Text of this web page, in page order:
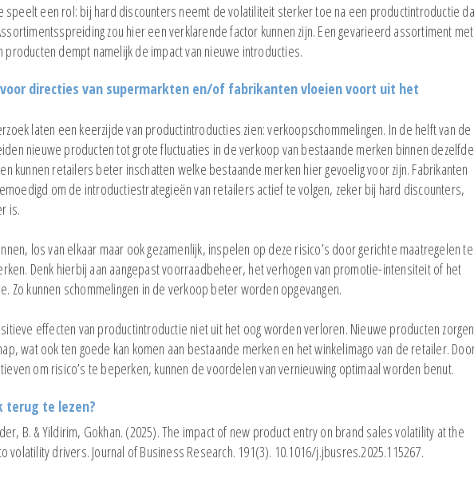
speelt een rol: bij hard discounters neemt de volatiliteit sterker toe na een productintroductie
zou hier een verklarende factor kunnen zijn. Een gevarieerd assortiment met
dempt namelijk de impact van nieuwe introducties.
directies van supermarkten en/of fabrikanten vloeien voort uit het
laten een keerzijde van productintroducties zien: verkoopschommelingen. In de helft van de
nieuwe producten tot grote fluctuaties in de verkoop van bestaande merken binnen dezelfde
kunnen retailers beter inschatten welke bestaande merken hier gevoelig voor zijn. Fabrikanten
om de introductiestrategieën van retailers actief te volgen, zeker bij hard discounters,
is.
los van elkaar maar ook gezamenlijk, inspelen op deze risico’s door gerichte maatregelen te
Denk hierbij aan aangepast voorraadbeheer, het verhogen van promotie-intensiteit of het
Zo kunnen schommelingen in de verkoop beter worden opgevangen.
effecten van productintroductie niet uit het oog worden verloren. Nieuwe producten zorgen
wat ook ten goede kan komen aan bestaande merken en het winkelimago van de retailer.
om risico’s te beperken, kunnen de voordelen van vernieuwing optimaal worden benut.
terug te lezen?
B. & Yildirim, Gokhan. (2025). The impact of new product entry on brand sales volatility at the
volatility drivers. Journal of Business Research. 191(3). 10.1016/j.jbusres.2025.115267.
EFMI Nieuws
Lay's uitgeroepen tot Merk van
EFMI-studie naar prijspromoties
en spaaracties
prijsontwikkeling bij
supermarkten
LRO Ondernemerscongres op
woensdag 1 april a.s.
EFMI Studies
EFMI-rapport
EFMI-studie
EFMI-studie naar
supermarkten
de Nutri-Score
Nieuwe studie